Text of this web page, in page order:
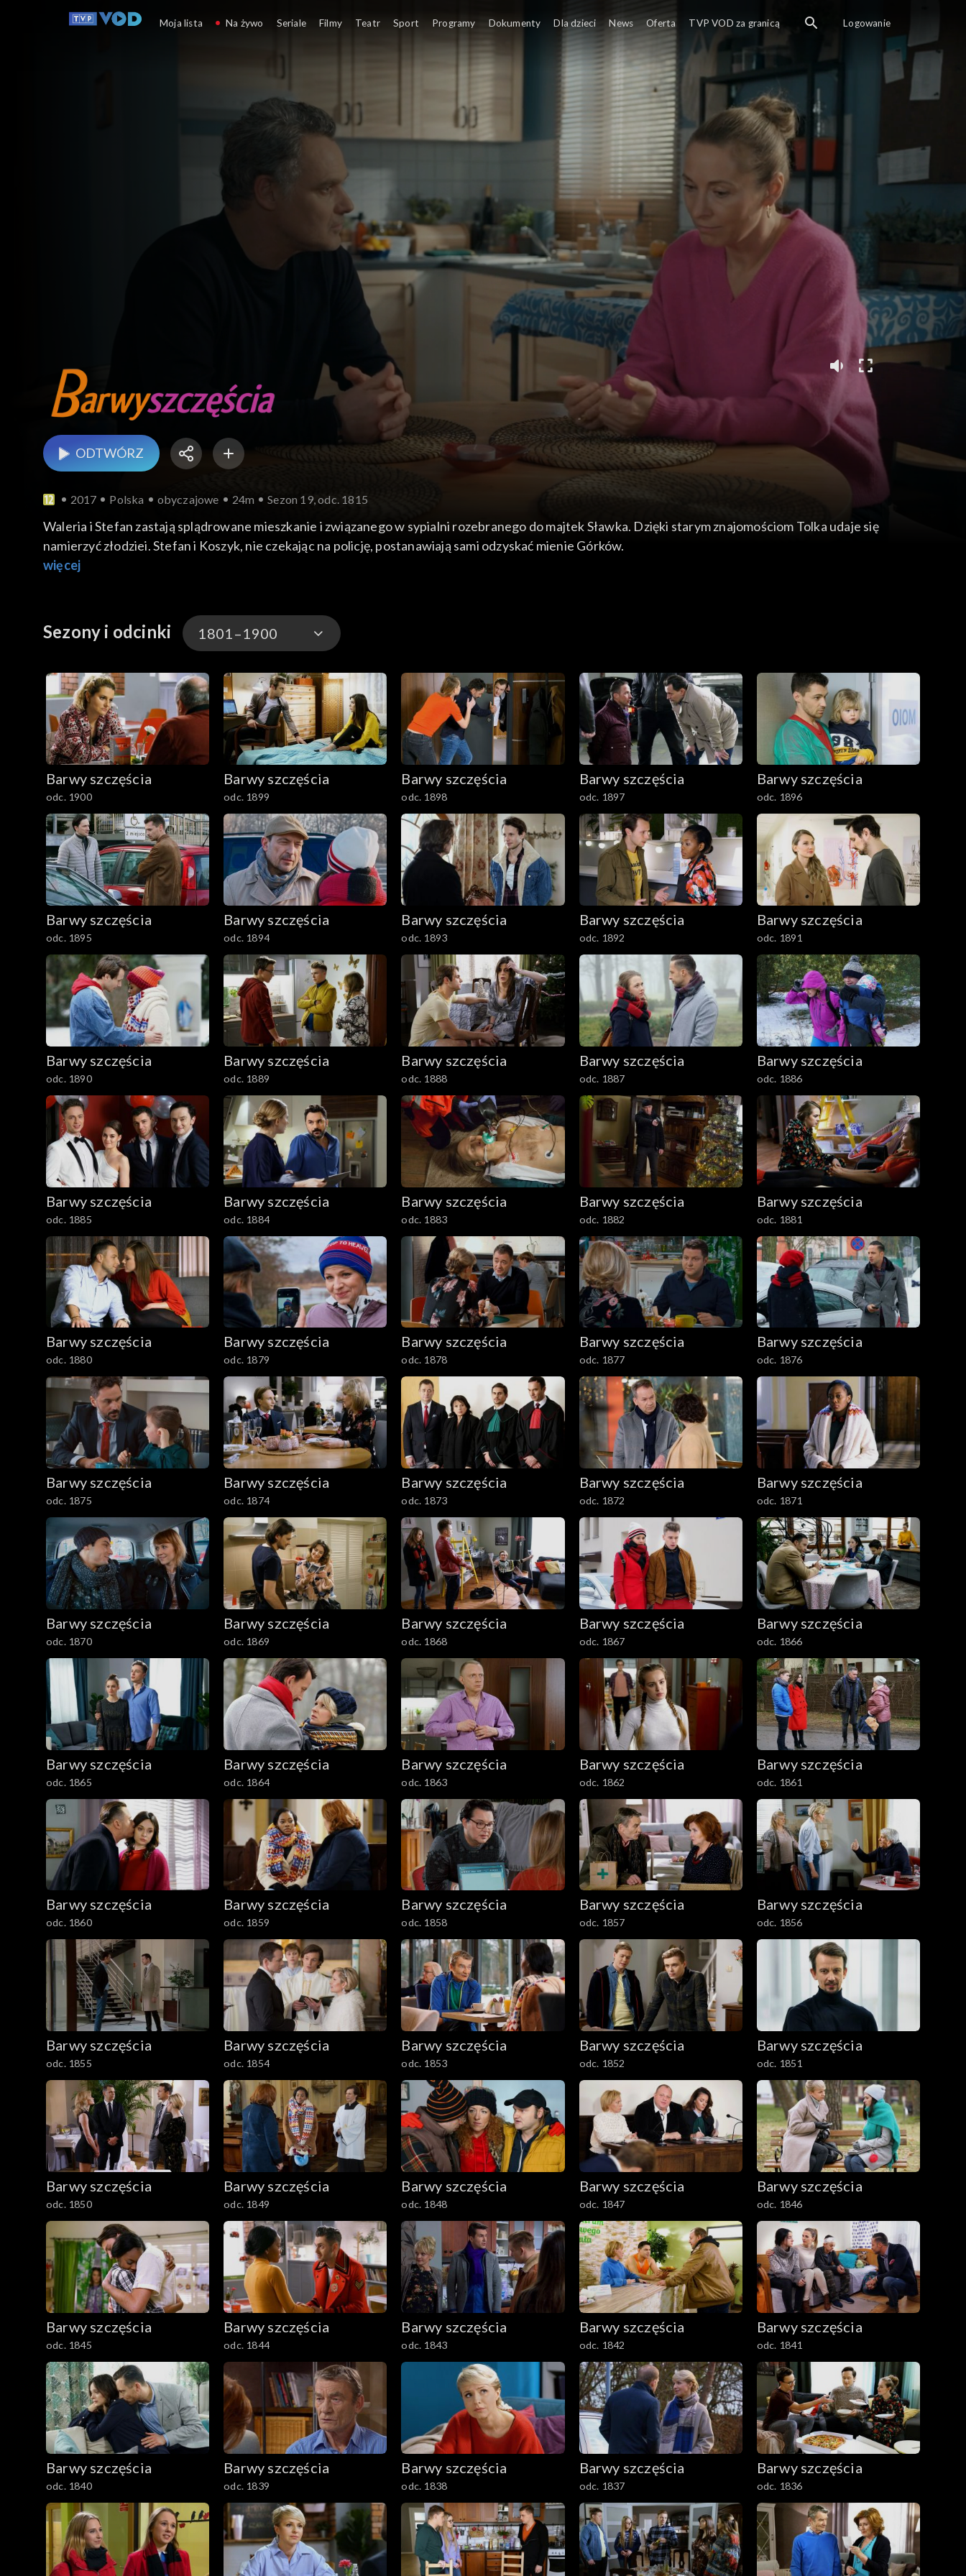
ODTWÓRZ
2017 Polska obyczajowe 24m Sezon 19, odc. 1815
Waleria i Stefan zastają splądrowane mieszkanie i związanego w sypialni rozebranego do majtek Sławka. Dzięki starym znajomościom Tolka udaje się
namierzyć złodziei. Stefan i Koszyk, nie czekając na policję, postanawiają sami odzyskać mienie Górków.
więcej
Sezony i odcinki 1801–1900
3301-3400
3201-3300
3101-3200
3001-3100
2901-3000
2801–2900
2701–2800
2601–2700
2501–2600
2401–2500
2301–2400
2201–2300
2101–2200
2001–2100
1901–2000
1801–1900
1701–1800
1601–1700
1501–1600
1401–1500
1301–1400
1201–1300
1101–1200
1001–1100
901–1000
801–900
782–800
Barwy szczęścia
odc. 1900
Barwy szczęścia
odc. 1899
Barwy szczęścia
odc. 1898
Barwy szczęścia
odc. 1897
Barwy szczęścia
odc. 1896
Barwy szczęścia
odc. 1895
Barwy szczęścia
odc. 1894
Barwy szczęścia
odc. 1893
Barwy szczęścia
odc. 1892
Barwy szczęścia
odc. 1891
Barwy szczęścia
odc. 1890
Barwy szczęścia
odc. 1889
Barwy szczęścia
odc. 1888
Barwy szczęścia
odc. 1887
Barwy szczęścia
odc. 1886
Barwy szczęścia
odc. 1885
Barwy szczęścia
odc. 1884
Barwy szczęścia
odc. 1883
Barwy szczęścia
odc. 1882
Barwy szczęścia
odc. 1881
Barwy szczęścia
odc. 1880
Barwy szczęścia
odc. 1879
Barwy szczęścia
odc. 1878
Barwy szczęścia
odc. 1877
Barwy szczęścia
odc. 1876
Barwy szczęścia
odc. 1875
Barwy szczęścia
odc. 1874
Barwy szczęścia
odc. 1873
Barwy szczęścia
odc. 1872
Barwy szczęścia
odc. 1871
Barwy szczęścia
odc. 1870
Barwy szczęścia
odc. 1869
Barwy szczęścia
odc. 1868
Barwy szczęścia
odc. 1867
Barwy szczęścia
odc. 1866
Barwy szczęścia
odc. 1865
Barwy szczęścia
odc. 1864
Barwy szczęścia
odc. 1863
Barwy szczęścia
odc. 1862
Barwy szczęścia
odc. 1861
Barwy szczęścia
odc. 1860
Barwy szczęścia
odc. 1859
Barwy szczęścia
odc. 1858
Barwy szczęścia
odc. 1857
Barwy szczęścia
odc. 1856
Barwy szczęścia
odc. 1855
Barwy szczęścia
odc. 1854
Barwy szczęścia
odc. 1853
Barwy szczęścia
odc. 1852
Barwy szczęścia
odc. 1851
Barwy szczęścia
odc. 1850
Barwy szczęścia
odc. 1849
Barwy szczęścia
odc. 1848
Barwy szczęścia
odc. 1847
Barwy szczęścia
odc. 1846
Barwy szczęścia
odc. 1845
Barwy szczęścia
odc. 1844
Barwy szczęścia
odc. 1843
Barwy szczęścia
odc. 1842
Barwy szczęścia
odc. 1841
Barwy szczęścia
odc. 1840
Barwy szczęścia
odc. 1839
Barwy szczęścia
odc. 1838
Barwy szczęścia
odc. 1837
Barwy szczęścia
odc. 1836
Moja lista Na żywo Seriale Filmy Teatr Sport Programy Dokumenty Dla dzieci News Oferta TVP VOD za granicą Logowanie